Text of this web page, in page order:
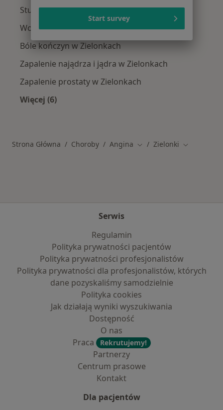
Stulejka w Zielonkach
Wodniak jądra w Zielonkach
Bóle kończyn w Zielonkach
Zapalenie najądrza i jądra w Zielonkach
Zapalenie prostaty w Zielonkach
Więcej (6)
Strona Główna Choroby Angina Zmień miasto
Zielonki Zmień
Serwis
Regulamin
Polityka prywatności pacjentów
Polityka prywatności profesjonalistów
Polityka prywatności dla profesjonalistów, których
dane pozyskaliśmy samodzielnie
Polityka cookies
Jak działają wyniki wyszukiwania
Dostępność
O nas
Praca
Rekrutujemy!
Partnerzy
Centrum prasowe
Kontakt
Dla pacjentów
Start survey